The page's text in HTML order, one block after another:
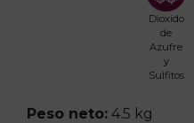
Dioxido
de
Azufre
y
Sulfitos
Peso neto: 4.5 kg